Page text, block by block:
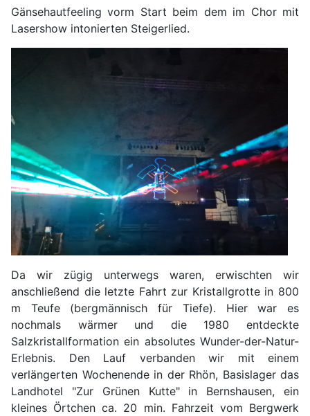
Gänsehautfeeling vorm Start beim dem im Chor mit
Lasershow intonierten Steigerlied.
Da wir zügig unterwegs waren, erwischten wir
anschließend die letzte Fahrt zur Kristallgrotte in 800
m Teufe (bergmännisch für Tiefe). Hier war es
nochmals wärmer und die 1980 entdeckte
Salzkristallformation ein absolutes Wunder-der-Natur-
Erlebnis. Den Lauf verbanden wir mit einem
verlängerten Wochenende in der Rhön, Basislager das
Landhotel "Zur Grünen Kutte" in Bernshausen, ein
kleines Örtchen ca. 20 min. Fahrzeit vom Bergwerk